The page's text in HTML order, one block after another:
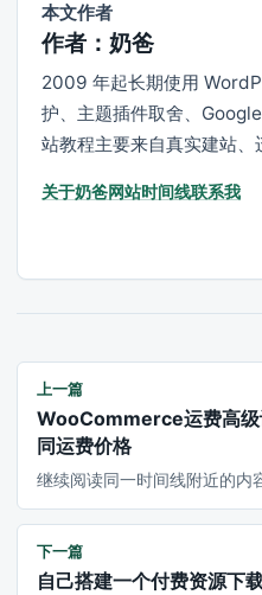
本文作者
作者：奶爸
2009 年起长期使用
护、主题插件取舍、
站教程主要来自真实建站、
关于奶爸网站时间线联系我
上一篇
WooCommerce运费高级
同运费价格
继续阅读同一时间线附近的内
下一篇
自己搭建一个付费资源下